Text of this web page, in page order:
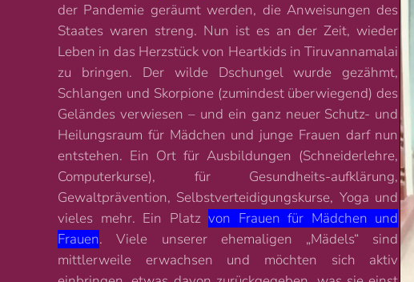
der Pandemie geräumt werden, die Anweisungen des
Staates waren streng. Nun ist es an der Zeit, wieder
Leben in das Herzstück von Heartkids in Tiruvannamalai
zu bringen. Der wilde Dschungel wurde gezähmt,
Schlangen und Skorpione (zumindest überwiegend) des
Geländes verwiesen – und ein ganz neuer Schutz- und
Heilungsraum für Mädchen und junge Frauen darf nun
entstehen. Ein Ort für Ausbildungen (Schneiderlehre,
Computerkurse), für Gesundheits-aufklärung,
Gewaltprävention, Selbstverteidigungskurse, Yoga und
vieles mehr. Ein Platzvon Frauen für Mädchen und
Frauen. Viele unserer ehemaligen „Mädels“ sind
mittlerweile erwachsen und möchten sich aktiv